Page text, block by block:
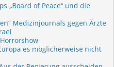
„Board of Peace“ und die
Medizinjournals gegen Ärzte
es möglicherweise nicht